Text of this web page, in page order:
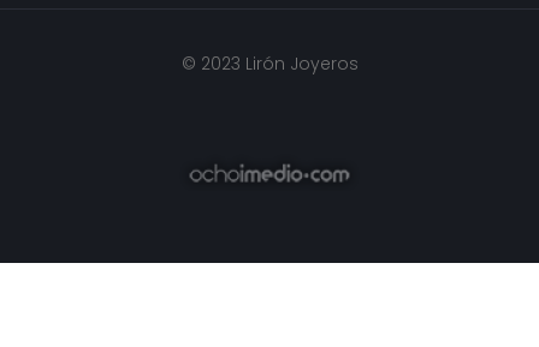
© 2023 Lirón Joyeros